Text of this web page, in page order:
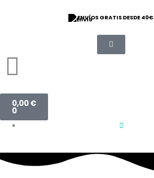
ENVÍOS GRATIS DESDE 40€
0,00€
0
Carrito